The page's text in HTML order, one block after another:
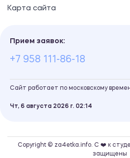
Карта сайта
Прием заявок:
+7 958 111-86-18
Сайт работает по московскому
Чт, 6 августа 2026 г. 02 14
Copyright © za4etka.info. С ❤️ к
защищены